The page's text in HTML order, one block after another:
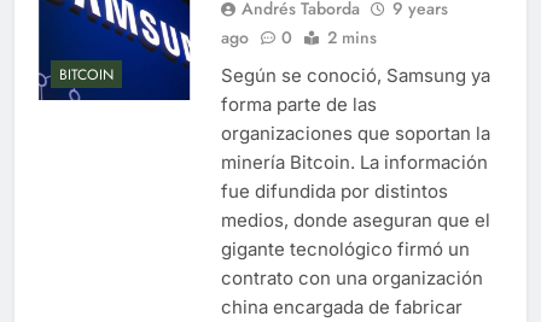
BITCOIN
Andrés Taborda
9 years
ago
0 2 mins
Según se conoció, Samsung ya
forma parte de las
organizaciones que soportan la
minería Bitcoin. La información
fue difundida por distintos
medios, donde aseguran que el
gigante tecnológico firmó un
contrato con una organización
china encargada de fabricar